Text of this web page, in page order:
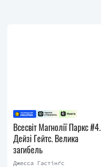
Всесвіт Магнолії Паркс #4.
Дейзі Гейтс. Велика
загибель
Джесса Гастінґс